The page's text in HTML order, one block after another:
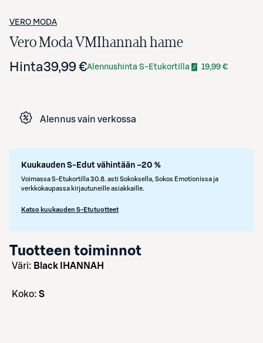
VERO MODA
Vero Moda VMIhannah hame
Hinta39,99 €Alennushinta S-Etukortilla 19,99 €
Alennus vain verkossa
Kuukauden S-Edut vähintään –20 %
Voimassa S-Etukortilla 30.8. asti Sokoksella, Sokos Emotionissa ja
verkkokaupassa kirjautuneille asiakkaille.
Katso kuukauden S-Etutuotteet
Tuotteen toiminnot
väri: Black IHANNAH
koko: S